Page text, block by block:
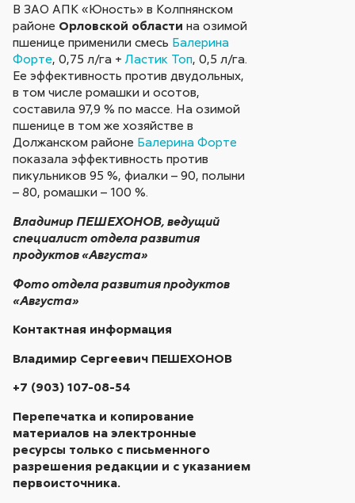
В ЗАО АПК «Юность» в Колпнянском
районе Орловской области на озимой
пшенице применили смесь Балерина
Форте, 0,75 л/га +Ластик Топ, 0,5 л/га.
Ее эффективность против двудольных,
в том числе ромашки и осотов,
составила 97,9 % по массе. На озимой
пшенице в том же хозяйстве в
Должанском районе Балерина Форте
показала эффективность против
пикульников 95 %, фиалки – 90, полыни
– 80, ромашки – 100 %.
Владимир ПЕШЕХОНОВ, ведущий
специалист отдела развития
продуктов «Августа»
Фото отдела развития продуктов
«Августа»
Контактная информация
Владимир Сергеевич ПЕШЕХОНОВ
+7 (903) 107-08-54
Перепечатка и копирование
материалов на электронные
ресурсы только с письменного
разрешения редакции и с указанием
первоисточника.